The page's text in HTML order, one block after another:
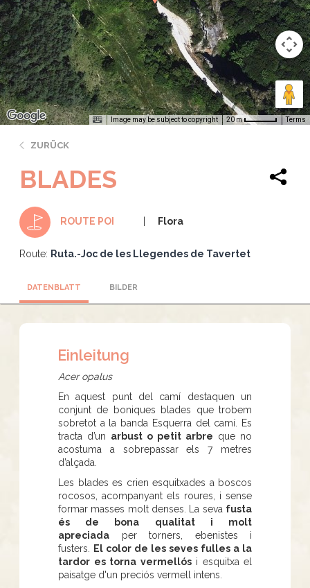
Image may be subject to copyright 20 m Terms
ZURÜCK
BLADES
ROUTE POI Flora
Route: Ruta.-Joc de les Llegendes de Tavertet
DATENBLATT BILDER
Einleitung
Acer opalus
En aquest punt del camí destaquen un
conjunt de boniques blades que trobem
sobretot a la banda Esquerra del camí. Es
tracta d’un arbust o petit arbre que no
acostuma a sobrepassar els 7 metres
d’alçada.
Les blades es crien esquitxades a boscos
rocosos, acompanyant els roures, i sense
formar masses molt denses. La seva fusta
és de bona qualitat i molt
apreciada per torners, ebenistes i
fusters.
El color de les seves fulles a la
tardor es torna vermellósi esquitxa el
paisatge d'un preciós vermell intens.